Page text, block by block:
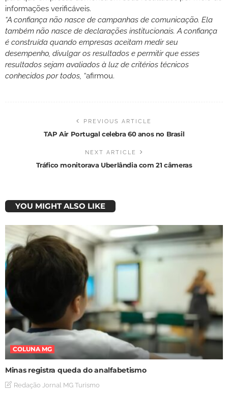
informações verificáveis.
“A confiança não nasce de campanhas de comunicação. Ela
também não nasce de declarações institucionais. A confiança
é construída quando empresas aceitam medir seu
desempenho, divulgar os resultados e permitir que esses
resultados sejam avaliados à luz de critérios técnicos
conhecidos por todos, “afirmou.
PREVIOUS ARTICLE
TAP Air Portugal celebra 60 anos no Brasil
NEXT ARTICLE
Tráfico monitorava Uberlândia com 21 câmeras
YOU MIGHT ALSO LIKE
COLUNA MG
Minas registra queda do analfabetismo
Redação Jornal MG Turismo